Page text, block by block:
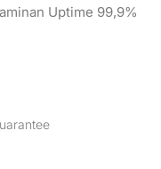
Uptime 99,9%